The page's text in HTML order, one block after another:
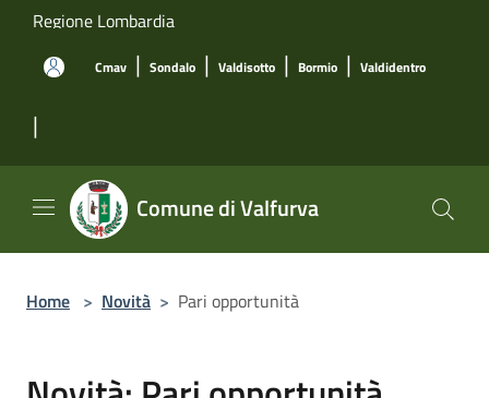
Salta al contenuto principale
Regione Lombardia
Cmav | Sondalo | Valdisotto | Bormio | Valdidentro
|
Comune di Valfurva
Home > Novità > Pari opportunità